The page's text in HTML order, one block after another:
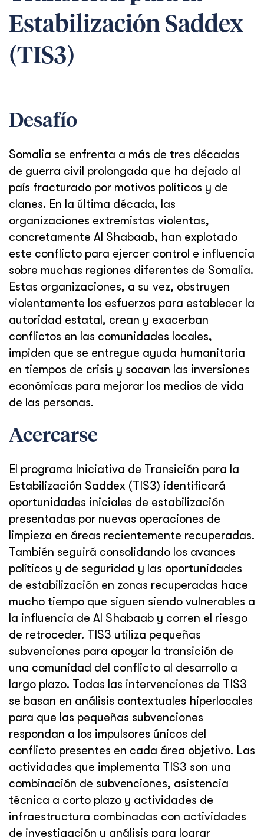
Estabilización Saddex
(TIS3)
Desafío
Somalia se enfrenta a más de tres décadas
de guerra civil prolongada que ha dejado al
país fracturado por motivos políticos y de
clanes. En la última década, las
organizaciones extremistas violentas,
concretamente Al Shabaab, han explotado
este conflicto para ejercer control e influencia
sobre muchas regiones diferentes de Somalia.
Estas organizaciones, a su vez, obstruyen
violentamente los esfuerzos para establecer la
autoridad estatal, crean y exacerban
conflictos en las comunidades locales,
impiden que se entregue ayuda humanitaria
en tiempos de crisis y socavan las inversiones
económicas para mejorar los medios de vida
de las personas.
Acercarse
El programa Iniciativa de Transición para la
Estabilización Saddex (TIS3) identificará
oportunidades iniciales de estabilización
presentadas por nuevas operaciones de
limpieza en áreas recientemente recuperadas.
También seguirá consolidando los avances
políticos y de seguridad y las oportunidades
de estabilización en zonas recuperadas hace
mucho tiempo que siguen siendo vulnerables a
la influencia de Al Shabaab y corren el riesgo
de retroceder. TIS3 utiliza pequeñas
subvenciones para apoyar la transición de
una comunidad del conflicto al desarrollo a
largo plazo. Todas las intervenciones de TIS3
se basan en análisis contextuales hiperlocales
para que las pequeñas subvenciones
respondan a los impulsores únicos del
conflicto presentes en cada área objetivo. Las
actividades que implementa TIS3 son una
combinación de subvenciones, asistencia
técnica a corto plazo y actividades de
infraestructura combinadas con actividades
de investigación y análisis para lograr